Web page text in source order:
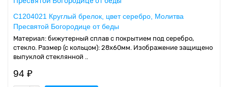
C1204021 Круглый брелок, цвет серебро, Молитва
Пресвятой Богородице от беды
Материал: бижутерный сплав с покрытием под серебро,
стекло. Размер (с кольцом): 28х60мм. Изображение защищено
выпуклой стеклянной ..
94 ₽